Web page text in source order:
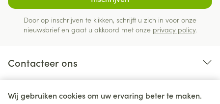
Wij gebruiken cookies om uw ervaring beter te maken.
Door op inschrijven te klikken, schrijft u zich in voor onze
nieuwsbrief en gaat u akkoord met onze privacy policy.
Contacteer ons